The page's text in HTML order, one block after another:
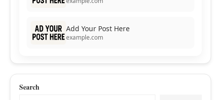
Add Your Post Here
example.com
Search